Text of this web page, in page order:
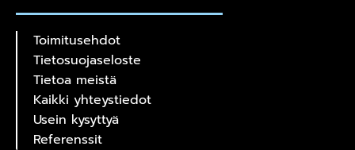
Toimitusehdot
Tietosuojaseloste
Tietoa meistä
Kaikki yhteystiedot
Usein kysyttyä
Referenssit